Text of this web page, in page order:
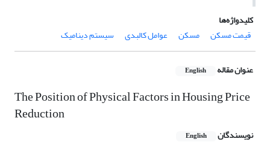
کلیدواژه‌ها
قیمت مسکن
مسکن عوامل کالبدی سیستم دینامیک
عنوان مقاله English
The Position of Physical Factors in Housing Price
Reduction
نویسندگان English